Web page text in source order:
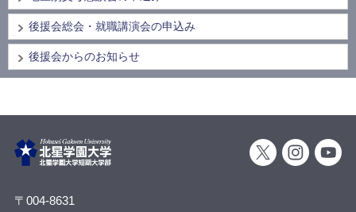
後援会総会・就職講演会の申込み
後援会からのお知らせ
〒004-8631